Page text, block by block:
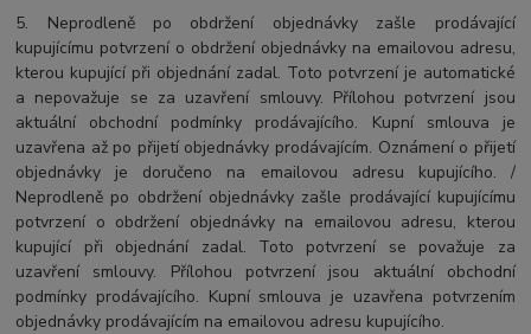
5. Neprodleně po obdržení objednávky zašle prodávající
kupujícímu potvrzení o obdržení objednávky na emailovou adresu,
kterou kupující při objednání zadal. Toto potvrzení je automatické
a nepovažuje se za uzavření smlouvy. Přílohou potvrzení jsou
aktuální obchodní podmínky prodávajícího. Kupní smlouva je
uzavřena až po přijetí objednávky prodávajícím. Oznámení o přijetí
objednávky je doručeno na emailovou adresu kupujícího. /
Neprodleně po obdržení objednávky zašle prodávající kupujícímu
potvrzení o obdržení objednávky na emailovou adresu, kterou
kupující při objednání zadal. Toto potvrzení se považuje za
uzavření smlouvy. Přílohou potvrzení jsou aktuální obchodní
podmínky prodávajícího. Kupní smlouva je uzavřena potvrzením
objednávky prodávajícím na emailovou adresu kupujícího.